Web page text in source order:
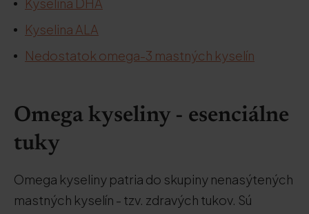
Kyselina ALA
Nedostatok omega-3 mastných kyselín
Omega kyseliny - esenciálne
tuky
Omega kyseliny patria do skupiny nenasýtených
mastných kyselín - tzv. zdravých tukov. Sú